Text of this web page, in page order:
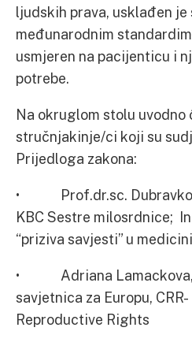
ljudskih prava, usklađen je
međunarodnim
usmjeren na pacijenticu i
potrebe.
Na okruglom stolu
stručnjakinje/ci koji su
Prijedloga zakona:
• Prof.dr.sc. Dubravko
KBC Sestre milosrdnice;
“priziva savjesti” u medicini
• Adriana Lamackova,
savjetnica za Europu,
Reproductive Rights